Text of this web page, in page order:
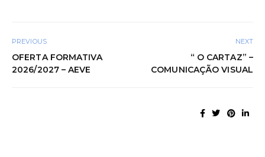
PREVIOUS
OFERTA FORMATIVA
2026/2027 – AEVE
NEXT
“ O CARTAZ” –
COMUNICAÇÃO VISUAL